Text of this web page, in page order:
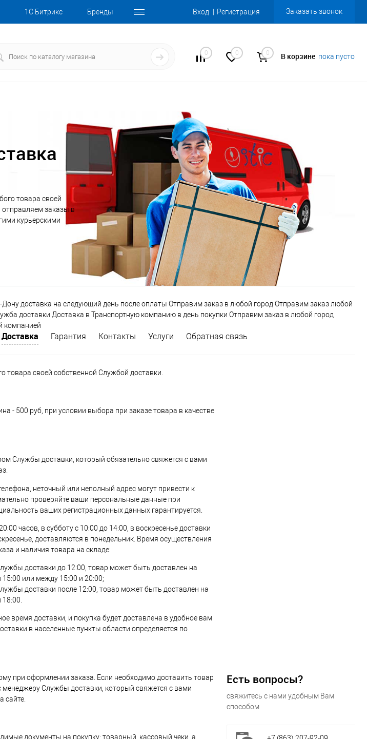
1С Битрикс Бренды Вход Регистрация Заказать звонок
0 0 0 В корзине пока пусто
товара своей
заказы в
курьерскими
доставка на следующий день после оплаты Отправим заказ в любой город Отправим заказ любой
доставки Доставка в Транспортную компанию в день покупки Отправим заказ в любой город
компанией
Доставка Гарантия Контакты Услуги Обратная связь
товара своей собственной Службой доставки.
- 500 руб, при условии выбора при заказе товара в качестве
Службы доставки, который обязательно свяжется с вами
неточный или неполный адрес могут привести к
проверяйте ваши персональные данные при
ваших регистрационных данных гарантируется.
часов, в субботу с 10:00 до 14:00, в воскресенье доставки
доставляются в понедельник. Время осуществления
и наличия товара на складе:
доставки до 12:00, товар может быть доставлен на
или между 15:00 и 20:00;
доставки после 12:00, товар может быть доставлен на
время доставки, и покупка будет доставлена в удобное вам
в населенные пункты области определяется по
при оформлении заказа. Если необходимо доставить товар
Службы доставки, который свяжется с вами
сайте.
документы на покупку: товарный, кассовый чеки, а
Есть вопросы?
свяжитесь с нами удобным Вам
способом